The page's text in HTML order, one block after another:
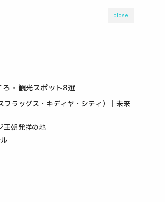
close
・観光スポット8選
ラッグス・キディヤ・シティ）｜未来
朝発祥の地